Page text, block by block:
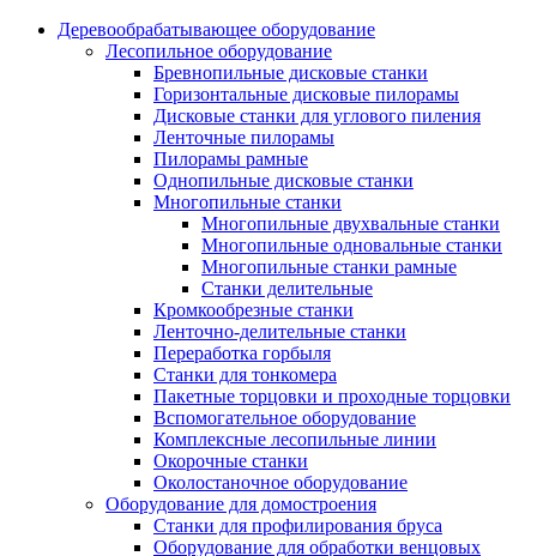
Деревообрабатывающее оборудование
Лесопильное оборудование
Бревнопильные дисковые станки
Горизонтальные дисковые пилорамы
Дисковые станки для углового пиления
Ленточные пилорамы
Пилорамы рамные
Однопильные дисковые станки
Многопильные станки
Многопильные двухвальные станки
Многопильные одновальные станки
Многопильные станки рамные
Станки делительные
Кромкообрезные станки
Ленточно-делительные станки
Переработка горбыля
Станки для тонкомера
Пакетные торцовки и проходные торцовки
Вспомогательное оборудование
Комплексные лесопильные линии
Окорочные станки
Околостаночное оборудование
Оборудование для домостроения
Станки для профилирования бруса
Оборудование для обработки венцовых